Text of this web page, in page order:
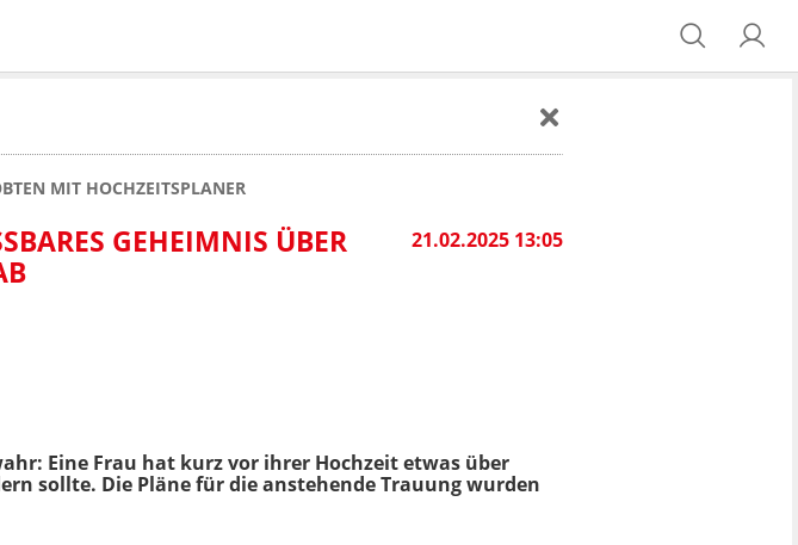
MIT HOCHZEITSPLANER
21.02.2025 13:05
GEHEIMNIS ÜBER
Eine Frau hat kurz vor ihrer Hochzeit etwas über
sollte. Die Pläne für die anstehende Trauung wurden